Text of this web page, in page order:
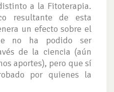
a la Fitoterapia.
resultante de esta
un efecto sobre el
no ha podido ser
de la ciencia (aún
aportes), pero que sí
por quienes la